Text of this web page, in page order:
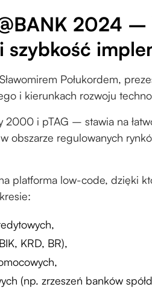
2024 –
szybkość
Połukordem,
i kierunkach rozwoju
2000 i pTAG – stawia na
obszarze regulowanych
platforma low-code, dzięki
KRD, BR),
(np. zrzeszeń banków